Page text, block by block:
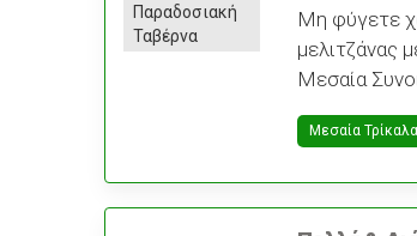
Παραδοσιακή
Ταβέρνα
Μη φύγετε
μελιτζάνας
Μεσαία
Μεσαία Τρίκαλα